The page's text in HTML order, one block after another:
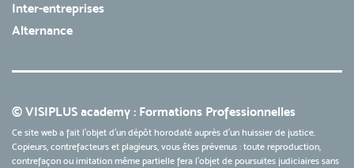
Inter-entreprises
Alternance
© VISIPLUS academy : Formations Professionnelles
Ce site web a fait l'objet d'un dépôt horodaté auprès d'un huissier de justice.
Copieurs, contrefacteurs et plagieurs, vous êtes prévenus : toute reproduction,
contrefaçon ou imitation même partielle fera l'objet de poursuites judiciaires sans